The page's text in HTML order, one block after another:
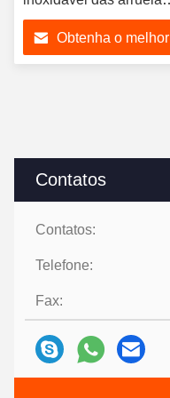
Contatos
Contatos:
Telefone:
Fax:
de pressão da onda do
zinco 200HV 304
Obtenha o melhor